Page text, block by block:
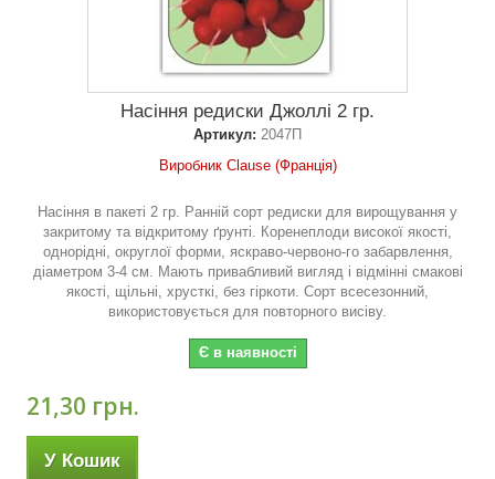
Насіння редиски Джоллі 2 гр.
Артикул: 2047П
Виробник Clause (Франція)
Насіння в пакеті 2 гр. Ранній сорт редиски для вирощування у
закритому та відкритому ґрунті. Коренеплоди високої якості,
однорідні, округлої форми, яскраво-червоно-го забарвлення,
діаметром 3-4 см. Мають привабливий вигляд і відмінні смакові
якості, щільні, хрусткі, без гіркоти. Сорт всесезонний,
використовується для повторного висіву.
Є в наявності
21,30 грн.
У Кошик